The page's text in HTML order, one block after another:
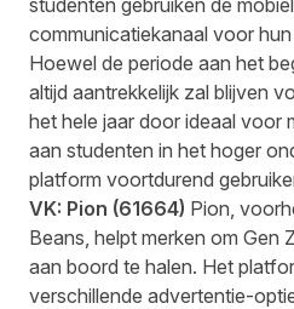
studenten gebruiken de
communicatiekanaal voor
Hoewel de periode aan het
altijd aantrekkelijk zal blijven
het hele jaar door ideaal voor
aan studenten in het hoger
platform voortdurend
VK: Pion (61664) Pion,
Beans, helpt merken om Gen
aan boord te halen. Het
verschillende advertentie-